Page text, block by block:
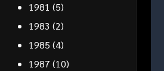
1981 (5)
1983 (2)
1985 (4)
1987 (10)